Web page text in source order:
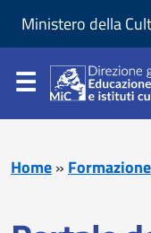
Ministero della
Home» Formazione